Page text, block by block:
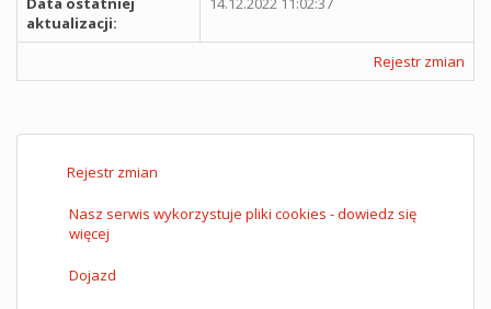
aktualizacji:
Rejestr zmian
Rejestr zmian
Nasz serwis wykorzystuje pliki cookies - dowiedz się
więcej
Dojazd